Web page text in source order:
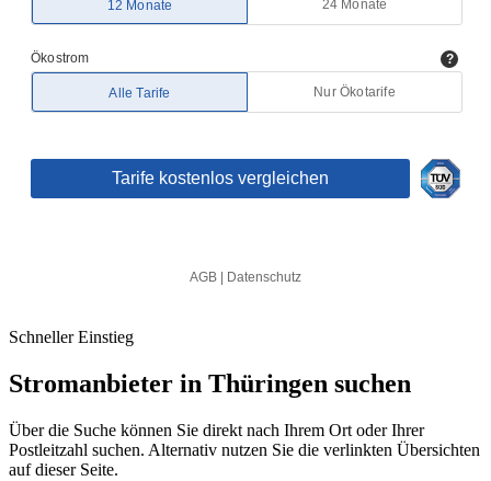
Schneller Einstieg
Stromanbieter in Thüringen suchen
Über die Suche können Sie direkt nach Ihrem Ort oder Ihrer
Postleitzahl suchen. Alternativ nutzen Sie die verlinkten Übersichten
auf dieser Seite.